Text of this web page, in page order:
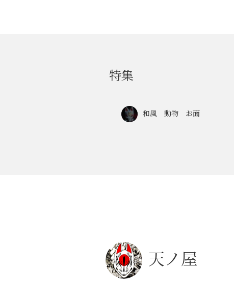
特集
和風 動物 お面
天ノ屋